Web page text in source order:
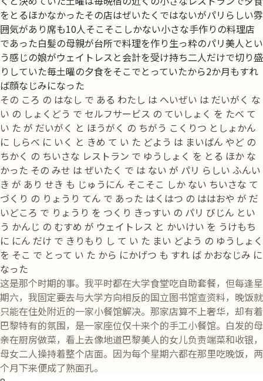
をとるほかなかったその店はぜいたくではないがパリらしい雰
囲気があり席も10人そこそこしかない小さな手作りの料理店
であった白髪の母親が台所で料理を作り生っ粋のパリ美人とい
う感じの娘がウェイトレスと会計を受け持ち二人だけで切り盛
りしていた毎土曜の夕食をそこでとっていたから2か月もすれ
ば顔なじみになった
その ころ の はなし で ある わたし は へいぜい は だいがく な
い の しょくどう で セルフサービス の ていしょく を たべ て
い た が だいがく と ほうがく の ちがう こくりつ としょかん
に しらべ に いく と きめ て い た どよう は まいばん やど の
ちかく の ちいさな レストラン で ゆうしょく を とる ほか な
かった その みせ は ぜいたく で は ない が パリ らしい ふんい
き が あり せき も じゅうにん そこそこ しか ない ちいさな て
づくり の りょうり てん で あった はくはつ の ははおや が だ
いどころ で りょうり を つくり きっすい の パリ びじん とい
う かんじ の むすめ が ウェイトレス と かいけい を うけもち
に にん だけ で きりもり し て い た まい どよう の ゆうしょく
を そこ で とって い た から にかげつ も すれ ば かおなじみ に
なった
这是那个时期的事。我平时都在大学食堂吃自助套餐，但每逢星
期六，我固定要去与大学方向相反的国立图书馆查资料，晚饭就
只能在住处附近的一家小餐馆解决。那家店算不上奢华，却有着
巴黎特有的氛围，是一家座位仅十来个的手工小餐馆。白发的母
亲在厨房做菜，看上去像地道巴黎美人的女儿负责端菜和收银，
母女二人操持着整个店面。因为每个星期六都在那里吃晚饭，两
个月下来便成了熟面孔。